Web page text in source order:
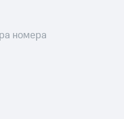
номера